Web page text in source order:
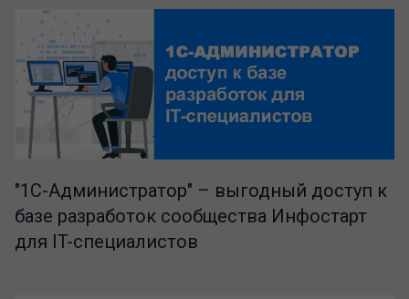
"1C-Администратор" – выгодный доступ к
базе разработок сообщества Инфостарт
для IT-специалистов